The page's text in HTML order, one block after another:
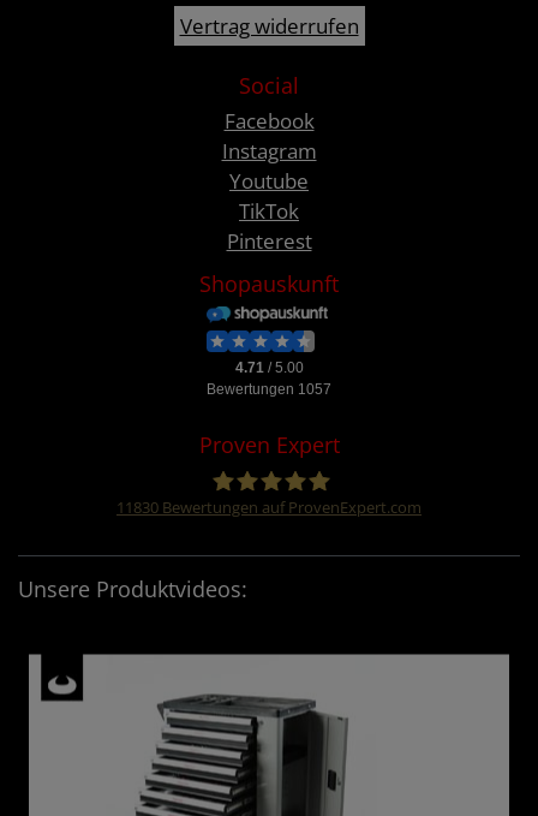
Vertrag widerrufen
Social
Facebook
Instagram
Youtube
TikTok
Pinterest
Shopauskunft
Proven Expert
Four &More GmbH
11830 Bewertungen auf ProvenExpert.com
Unsere Produktvideos: